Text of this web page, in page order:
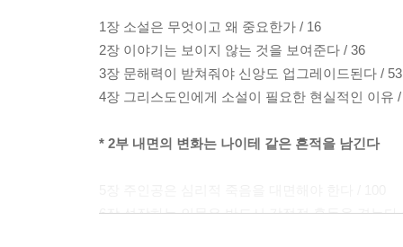
1장 소설은 무엇이고 왜 중요한가 / 16
2장 이야기는 보이지 않는 것을 보여준다 / 36
3장 문해력이 받쳐줘야 신앙도 업그레이드된다 / 53
4장 그리스도인에게 소설이 필요한 현실적인 이유
* 2부 내면의 변화는 나이테 같은 흔적을 남긴다
6장 성장하는 인물은 반드시 감정적 혼돈을 겪는다